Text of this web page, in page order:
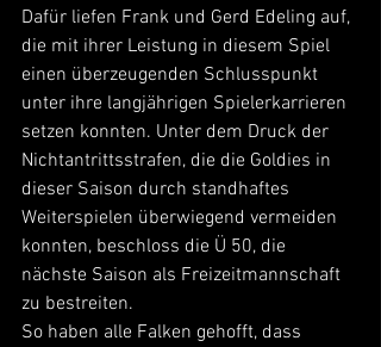
Dafür liefen Frank und Gerd Edeling auf,
die mit ihrer Leistung in diesem Spiel
einen überzeugenden Schlusspunkt
unter ihre langjährigen Spielerkarrieren
setzen konnten. Unter dem Druck der
Nichtantrittsstrafen, die die Goldies in
dieser Saison durch standhaftes
Weiterspielen überwiegend vermeiden
konnten, beschloss die Ü 50, die
nächste Saison als Freizeitmannschaft
zu bestreiten.
So haben alle Falken gehofft, dass